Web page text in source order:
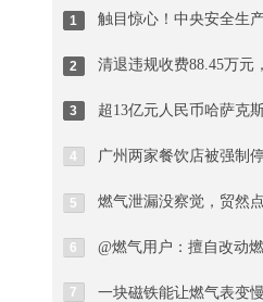
广州两家餐饮店被强制
1
3
2
4
5
6
7